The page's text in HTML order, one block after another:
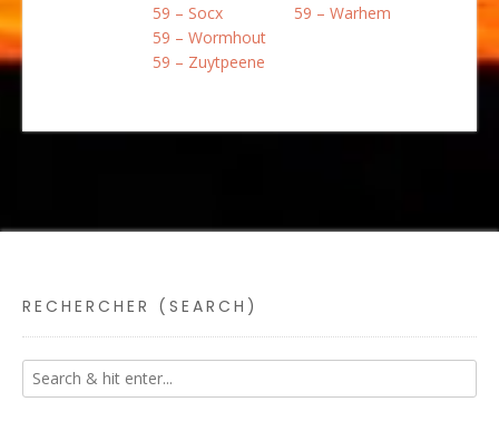
59 – Socx
59 – Warhem
59 – Wormhout
59 – Zuytpeene
RECHERCHER (SEARCH)